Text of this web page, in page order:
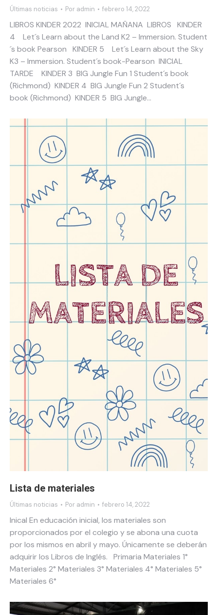
Últimas noticias Por admin febrero 14, 2022
LIBROS KINDER 2022 INICIAL MAÑANA LIBROS KINDER
4 Let´s Learn about the Land K2 – Immersion. Student
´s book Pearson KINDER 5 Let´s Learn about the Sky
K3 – Immersion. Student´s book-Pearson INICIAL
TARDE KINDER 3 BIG Jungle Fun 1 Student´s book
(Richmond) KINDER 4 BIG Jungle Fun 2 Student´s
book (Richmond) KINDER 5 BIG Jungle…
Lista de materiales
Últimas noticias Por admin febrero 14, 2022
Inical En educación inicial, los materiales son
proporcionados por el colegio y se abona una cuota
por los mismos en abril y mayo. Únicamente se deberán
adquirir los Libros de Inglés. Primaria Materiales 1°
Materiales 2° Materiales 3° Materiales 4° Materiales 5°
Materiales 6°